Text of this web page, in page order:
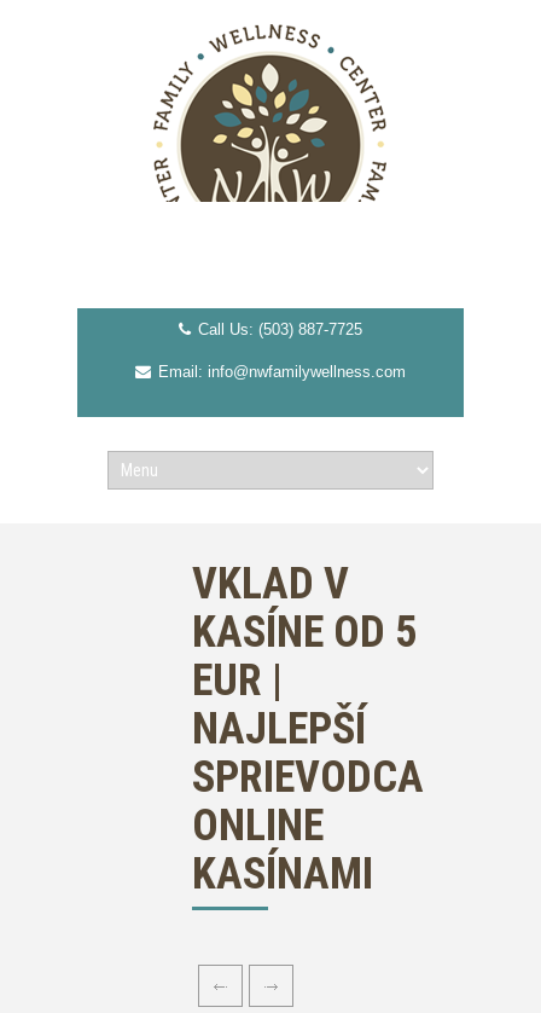
Call Us: (503) 887-7725
Email: info@nwfamilywellness.com
VKLAD V
KASÍNE OD 5
EUR |
NAJLEPŠÍ
SPRIEVODCA
ONLINE
KASÍNAMI